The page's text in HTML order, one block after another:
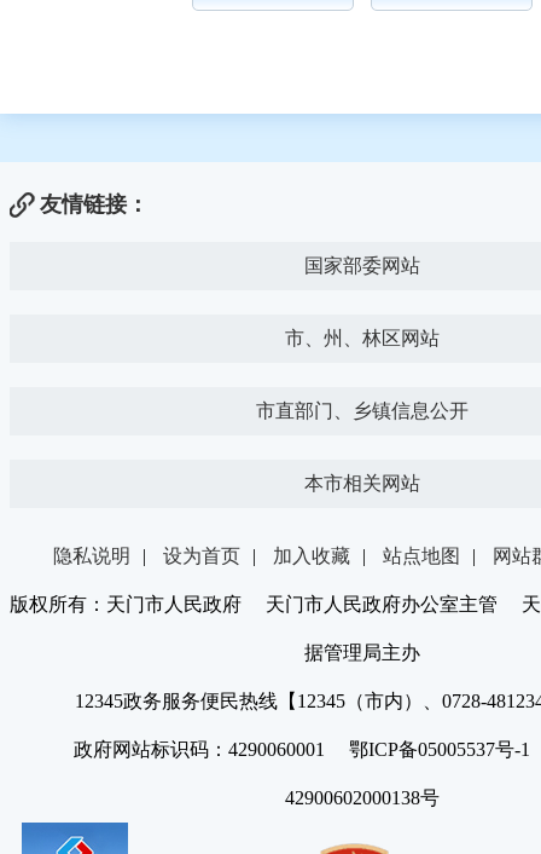
友情链接：
国家部委网站
市、州、林区网站
市直部门、乡镇信息公开
本市相关网站
隐私说明 | 设为首页 | 加入收藏 | 站点地图 | 网站
版权所有：天门市人民政府 天门市人民政府办公室主管 天
据管理局主办
12345政务服务便民热线【12345（市内）、0728-
政府网站标识码：4290060001 鄂ICP备05005537号
42900602000138号